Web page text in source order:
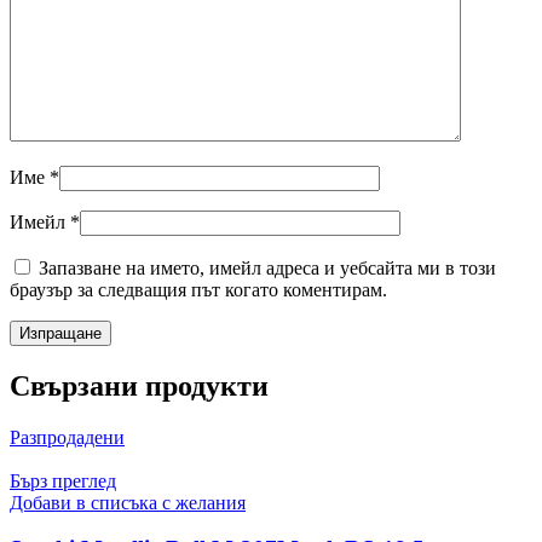
Име *
Имейл *
Запазване на името, имейл адреса и уебсайта ми в този
браузър за следващия път когато коментирам.
Свързани продукти
Разпродадени
Бърз преглед
Добави в списъка с желания